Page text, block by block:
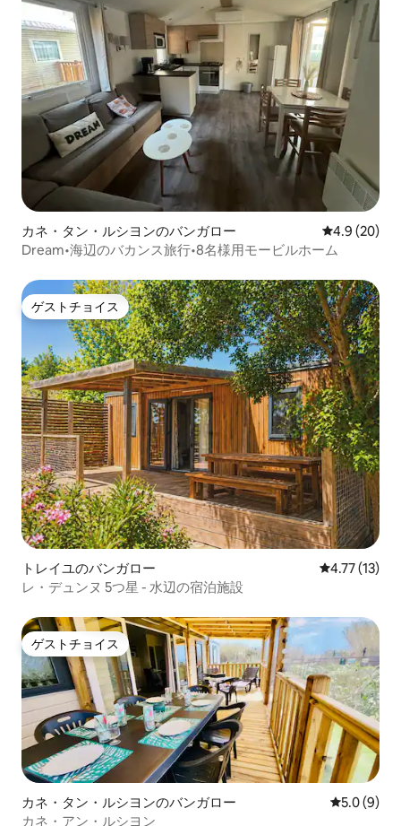
カネ・タン・ルシヨンのバンガロー レビュー20
4.9 (20)
Dream•海辺のバカンス旅行•8名様用モービルホーム
ゲストチョイス
ゲストチョイス
トレイユのバンガロー レビュー13
4.77 (13)
レ・デュンヌ 5つ星 - 水辺の宿泊施設
ゲストチョイス
ゲストチョイス
カネ・タン・ルシヨンのバンガロー レビュー9
5.0 (9)
カネ・アン・ルシヨン